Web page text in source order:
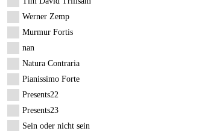
Werner Zemp
Murmur Fortis
nan
Natura Contraria
Pianissimo Forte
Presents22
Presents23
Sein oder nicht sein